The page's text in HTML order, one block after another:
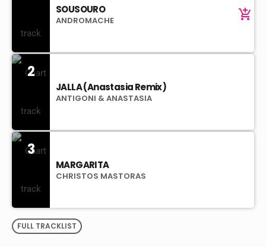
SOUSOURO
ANDROMACHE add_shopping_cart
2
JALLA (Anastasia Remix)
ANTIGONI & ANASTASIA
3
MARGARITA
CHRISTOS MASTORAS
FULL TRACKLIST